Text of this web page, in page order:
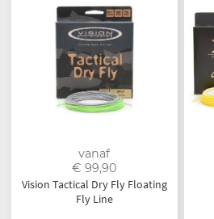
vanaf
€ 99,90
Vision Tactical Dry Fly Floating
Fly Line